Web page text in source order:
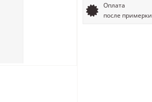
Оплата
после примерки